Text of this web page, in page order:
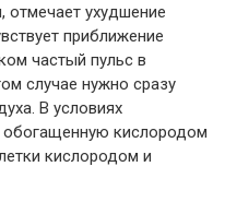
отмечает ухудшение
приближение
частый пульс в
случае нужно сразу
В условиях
кислородом
кислородом и